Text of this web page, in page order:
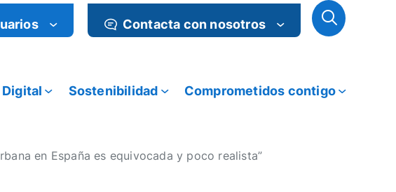
Contacta con nosotros
Sostenibilidad Comprometidos contigo
en España es equivocada y poco realista”